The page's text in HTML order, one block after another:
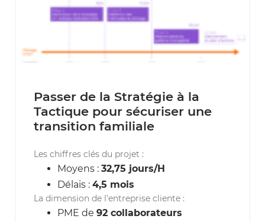
Passer de la Stratégie à la
Tactique pour sécuriser une
transition familiale
Les chiffres clés du projet :
Moyens : 32,75 jours/H
Délais : 4,5 mois
La dimension de l’entreprise cliente :
PME de 92 collaborateurs